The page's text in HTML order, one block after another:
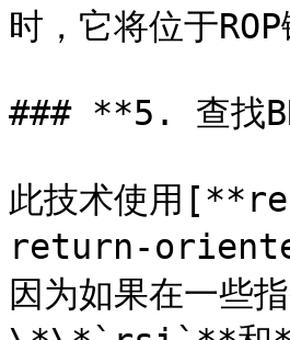
时，它将位于ROP
### **5. 查找
此技术使用
return-
因为如果在一些